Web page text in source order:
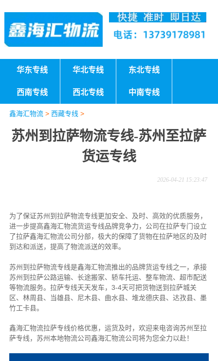
华东专线 华北专线 东北专线
西南专线 西北专线 中南专线
鑫海汇物流> 西藏专线 >
苏州到拉萨物流专线-苏州至拉萨
货运专线
2026-04-21 15:23:47
为了保证苏州到拉萨物流专线更加安全、及时、高效的优质服务，
进一步提高鑫海汇物流货运专线品牌竞争力，公司在拉萨专门设立
了拉萨鑫海汇物流公司分部，极大的保障了货物在拉萨地区的及时
到达和派送，提高了物流派送的效率。
苏州到拉萨物流专线是鑫海汇物流推出的品牌货运专线之一， 承接
苏州到拉萨公路运输、长途搬家、轿车托运、整车物流、超市配送
等物流服务。 拉萨专线天天发车，3-4天可把货物送到拉萨城关
区、林周县、当雄县、尼木县、曲水县、堆龙德庆县、达孜县、墨
竹工卡县。
鑫海汇物流拉萨专线价格优惠，运货及时，欢迎来电咨询苏州至拉
萨专线，苏州本地物流公司鑫海汇物流公司将为您全力以赴！